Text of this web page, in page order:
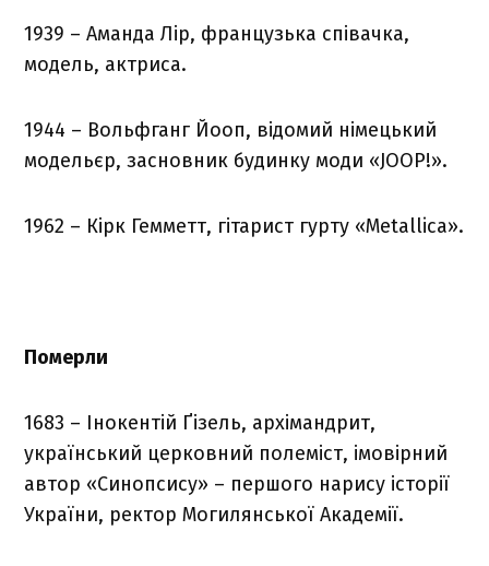
1939 – Аманда Лір, французька співачка,
модель, актриса.
1944 – Вольфганг Йооп, відомий німецький
модельєр, засновник будинку моди «JOOP!».
1962 – Кірк Гемметт, гітарист гурту «Metallica».
Померли
1683 – Інокентій Ґізель, архімандрит,
український церковний полеміст, імовірний
автор «Синопсису» – першого нарису історії
України, ректор Могилянської Академії.